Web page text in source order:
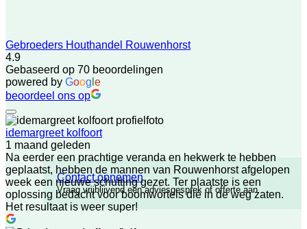
Contact opnemen
Vraag vrijblijvend een adviesgesprek of offerte aan
Gebroeders Houthandel Rouwenhorst
4.9
Gebaseerd op 70 beoordelingen
powered by Goog e
beoordeel ons op
idemargreet kolfoort
1 maand geleden
Na eerder een prachtige veranda en hekwerk te hebben
geplaatst, hebben de mannen van Rouwenhorst afgelopen
week een nieuwe schutting gezet. Ter plaatste is een
oplossing bedacht voor boomwortels die in de weg zaten.
Het resultaat is weer super!